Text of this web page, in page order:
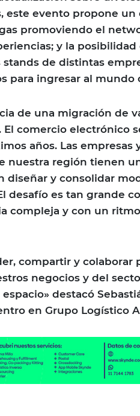
este evento propone un
promoviendo el
y la
stands de distintas
para ingresar al mundo
de una migración de
El comercio electrónico
años. Las empresas
nuestra región tienen
diseñar y consolidar
desafío es tan grande
compleja y con un
compartir y colaborar
negocios y del
destacó
en Grupo Logístico